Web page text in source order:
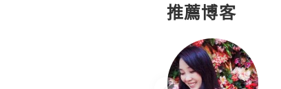
推薦博客